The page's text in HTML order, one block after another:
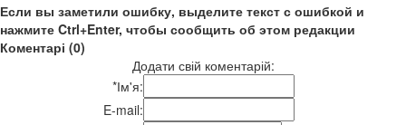
Если вы заметили ошибку, выделите текст с ошибкой и
нажмите Ctrl+Enter, чтобы сообщить об этом редакции
Коментарі (0)
Додати свій коментарій:
*Ім'я:
E-mail: